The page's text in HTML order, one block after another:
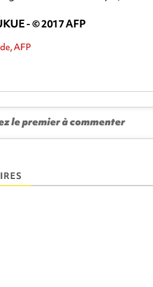
- © 2017 AFP
AFP